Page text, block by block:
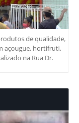
de qualidade,
açougue, hortifruti,
na Rua Dr.